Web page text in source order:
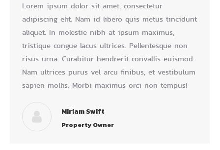
Lorem ipsum dolor sit amet, consectetur
adipiscing elit. Nam id libero quis metus tincidunt
aliquet. In molestie nibh at ipsum maximus,
tristique congue lacus ultrices. Pellentesque non
risus urna. Curabitur hendrerit convallis euismod.
Nam ultrices purus vel arcu finibus, et vestibulum
sapien mollis. Morbi maximus orci non tempus!
Miriam Swift
Property Owner